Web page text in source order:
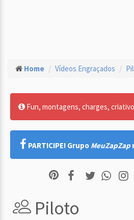
Home Vídeos Engraçados
Fun, montagens, charges,
PARTICIPE! Grupo MeuZapZap
Piloto